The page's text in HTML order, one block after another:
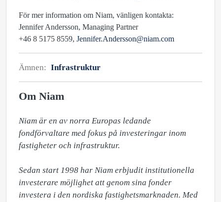
För mer information om Niam, vänligen kontakta:
Jennifer Andersson, Managing Partner
+46 8 5175 8559, Jennifer.Andersson@niam.com
Ämnen: Infrastruktur
Om Niam
Niam är en av norra Europas ledande
fondförvaltare med fokus på investeringar inom
fastigheter och infrastruktur.
Sedan start 1998 har Niam erbjudit institutionella
investerare möjlighet att genom sina fonder
investera i den nordiska fastighetsmarknaden. Med